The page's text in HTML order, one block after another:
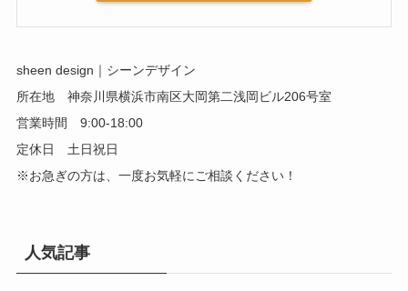
sheen design｜シーンデザイン
所在地 神奈川県横浜市南区大岡第二浅岡ビル206号室
営業時間 9:00-18:00
定休日 土日祝日
※お急ぎの方は、一度お気軽にご相談ください！
人気記事